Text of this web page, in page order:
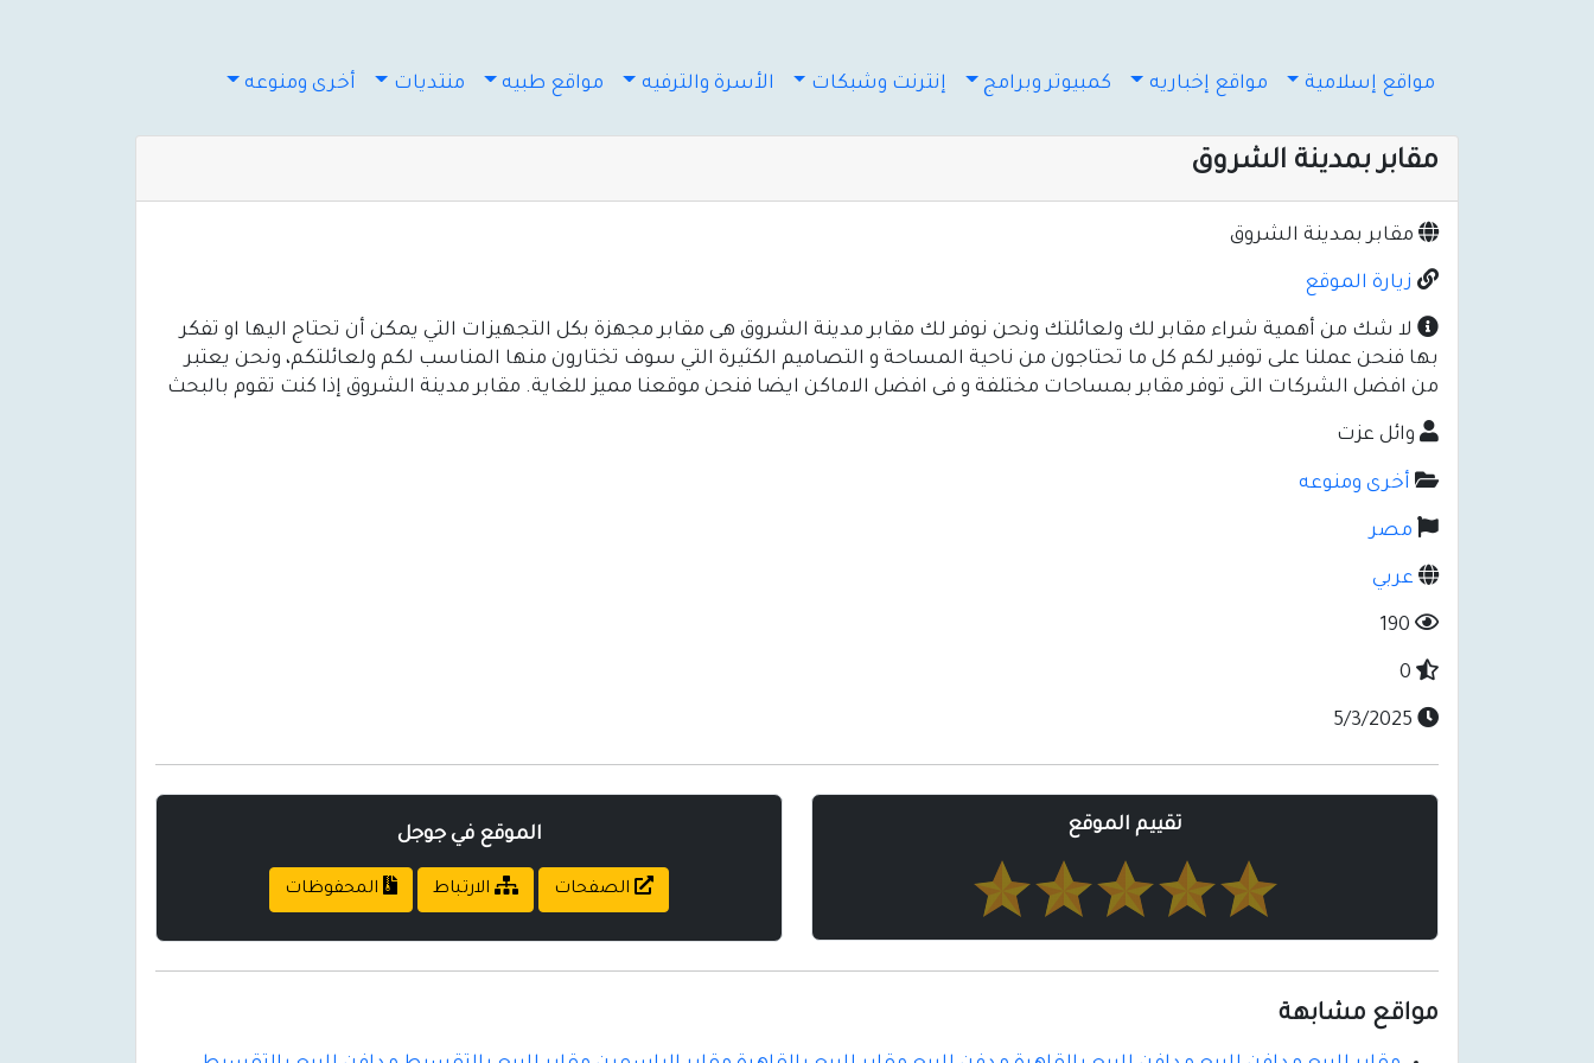
مواقع إسلامية مواقع إخباريه كمبيوتر وبرامج إنترنت وشبكات الأسرة والترفيه مواقع طبيه منتديات أخرى ومنوعه
مقابر بمدينة الشروق
مقابر بمدينة الشروق
زيارة الموقع
لا شك من أهمية شراء مقابر لك ولعائلتك ونحن نوفر لك مقابر مدينة الشروق هى مقابر مجهزة بكل التجهيزات التي يمكن أن تحتاج اليها او تفكر
بها فنحن عملنا على توفير لكم كل ما تحتاجون من ناحية المساحة و التصاميم الكثيرة التي سوف تختارون منها المناسب لكم ولعائلتكم، ونحن يعتبر
من افضل الشركات التى توفر مقابر بمساحات مختلفة و فى افضل الاماكن ايضا فنحن موقعنا مميز للغاية. مقابر مدينة الشروق إذا كنت تقوم بالبحث
وائل عزت
أخرى ومنوعه
مصر
عربي
تقييم الموقع الموقع في جوجل
الصفحات الارتباط المحفوظات
مواقع مشابهة